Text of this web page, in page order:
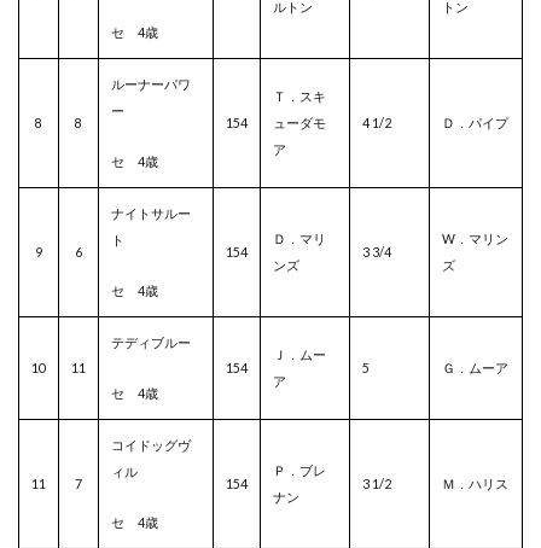
セ 4歳
ルトン
トン
8 8
ルーナーパワ
ー
セ 4歳
154
Ｔ．スキ
ューダモ
ア
4 1/2 Ｄ．パイプ
9 6
ナイトサルー
ト
セ 4歳
154
Ｄ．マリ
ンズ
3 3/4
W．マリン
ズ
10 11
テディブルー
セ 4歳
154
Ｊ．ムー
ア
5 Ｇ．ムーア
11 7
コイドッグヴ
ィル
セ 4歳
154
Ｐ．ブレ
ナン
3 1/2 Ｍ．ハリス